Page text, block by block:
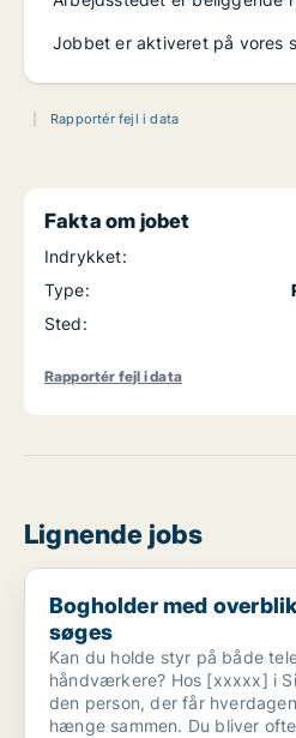
Jobbet er aktiveret på vores
Rapportér fejl i data
Fakta om jobet
Indrykket:
Type:
Sted:
Rapportér fejl i data
Lignende jobs
Bogholder med overblik og godt
Bogholder med
søges
Kan du holde styr på både
håndværkere? Hos [xxxxx] i
den person, der får
hænge sammen. Du bliver